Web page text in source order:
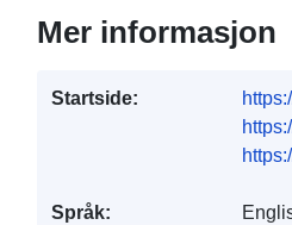
Mer informasjon
Startside:
Språk: